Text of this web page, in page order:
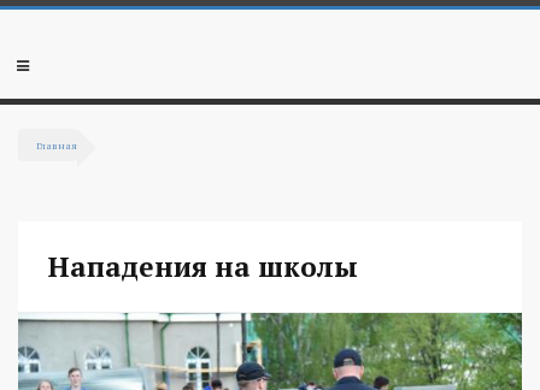
Перейти к основному содержанию
Мобильное
Главная
Нападения на школы